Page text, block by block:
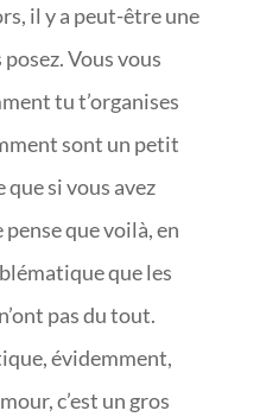
il y a peut-être une
Vous vous
tu t’organises
sont un petit
que si vous avez
que voilà, en
que les
pas du tout.
évidemment,
c’est un gros